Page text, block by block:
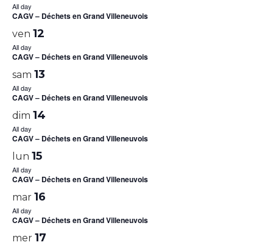
All day
CAGV – Déchets en Grand Villeneuvois
ven 12
All day
CAGV – Déchets en Grand Villeneuvois
sam 13
All day
CAGV – Déchets en Grand Villeneuvois
dim 14
All day
CAGV – Déchets en Grand Villeneuvois
lun 15
All day
CAGV – Déchets en Grand Villeneuvois
mar 16
All day
CAGV – Déchets en Grand Villeneuvois
mer 17